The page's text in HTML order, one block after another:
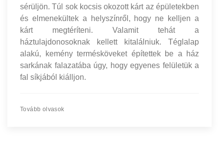
sérüljön. Túl sok kocsis okozott kárt az épületekben
és elmenekültek a helyszínről, hogy ne kelljen a
kárt megtéríteni. Valamit tehát a
háztulajdonosoknak kellett kitalálniuk. Téglalap
alakú, kemény termésköveket építettek be a ház
sarkának falazatába úgy, hogy egyenes felületük a
fal síkjából kiálljon.
Tovább olvasok